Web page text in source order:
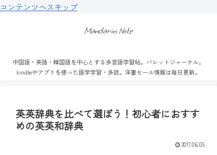
コンテンツへスキップ
Mandarin Note
中国語・英語・韓国語を中心とする多言語学習帖。バレットジャーナル。
kindleやアプリを使った語学学習・多読。洋書セール情報は毎日更新。
英英辞典を比べて選ぼう！初心者におすす
めの英英和辞典
2017.06.05